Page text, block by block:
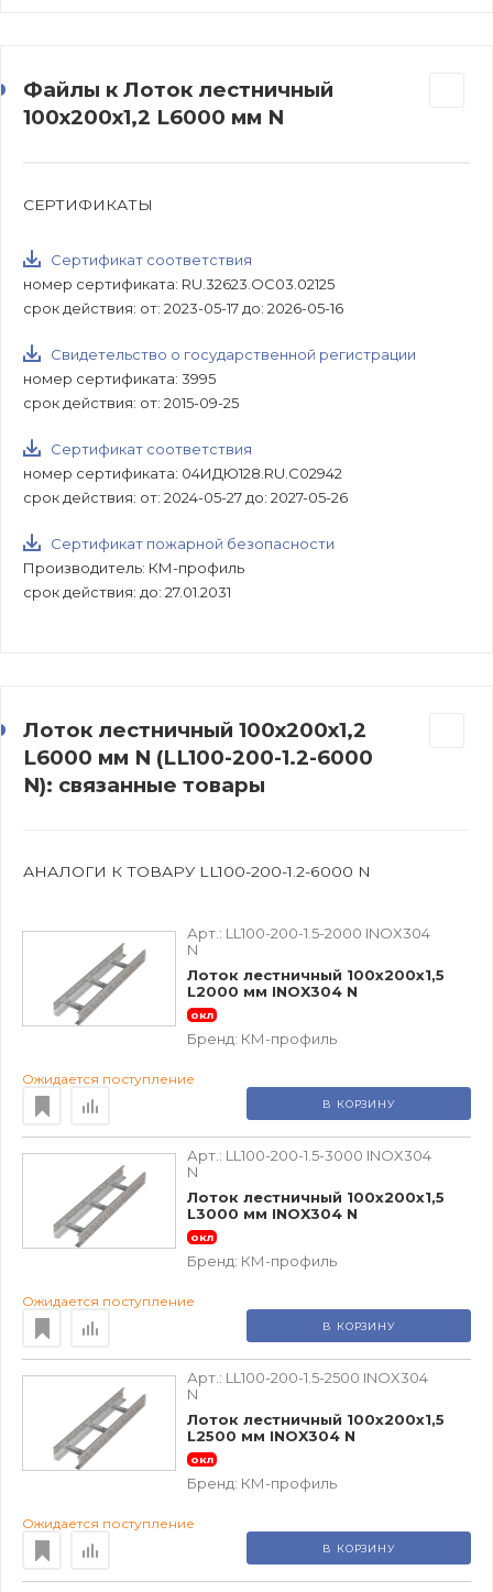
Файлы к Лоток лестничный
100х200х1,2 L6000 мм N
СЕРТИФИКАТЫ
Сертификат соответствия
номер сертификата: RU.32623.ОС03.02125
срок действия: от: 2023-05-17 до: 2026-05-16
Свидетельство о государственной регистрации
номер сертификата: 3995
срок действия: от: 2015-09-25
Сертификат соответствия
номер сертификата: 04ИДЮ128.RU.С02942
срок действия: от: 2024-05-27 до: 2027-05-26
Сертификат пожарной безопасности
Производитель: КМ-профиль
срок действия: до: 27.01.2031
Лоток лестничный 100х200х1,2
L6000 мм N (LL100-200-1.2-6000
N): связанные товары
АНАЛОГИ К ТОВАРУ LL100-200-1.2-6000 N
Арт.: LL100-200-1.5-2000 INOX304
N
Лоток лестничный 100х200х1,5
L2000 мм INOX304 N
окл
Бренд: КМ-профиль
Ожидается поступление
В КОРЗИНУ
Арт.: LL100-200-1.5-3000 INOX304
N
Лоток лестничный 100х200х1,5
L3000 мм INOX304 N
окл
Бренд: КМ-профиль
Ожидается поступление
В КОРЗИНУ
Арт.: LL100-200-1.5-2500 INOX304
N
Лоток лестничный 100х200х1,5
L2500 мм INOX304 N
окл
Бренд: КМ-профиль
Ожидается поступление
В КОРЗИНУ